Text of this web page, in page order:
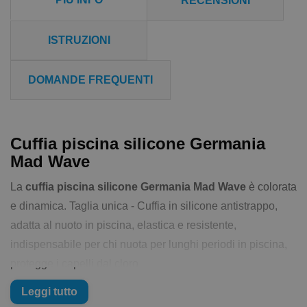
ISTRUZIONI
DOMANDE FREQUENTI
Cuffia piscina silicone Germania
Mad Wave
La cuffia piscina silicone Germania Mad Wave è colorata
e dinamica. Taglia unica - Cuffia in silicone antistrappo,
adatta al nuoto in piscina, elastica e resistente,
indispensabile per chi nuota per lunghi periodi in piscina,
Caratteristiche della Cuffia piscina silicone
Leggi tutto